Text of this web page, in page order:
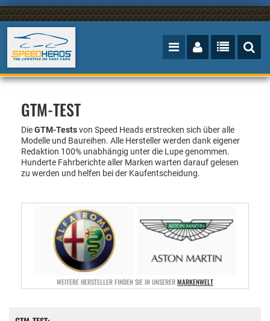
GTM-TEST
DieGTM-Testsvon Speed Heads erstrecken sich über alle
Modelle und Baureihen. Alle Hersteller werden dank eigener
Redaktion 100% unabhängig unter die Lupe genommen.
Hunderte Fahrberichte aller Marken warten darauf gelesen
zu werden und helfen bei der Kaufentscheidung.
WEITERE HERSTELLER FINDEN SIE IN UNSERERMARKENWELT